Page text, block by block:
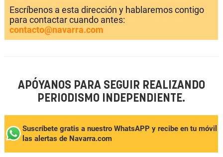
Escríbenos a esta dirección y hablaremos contigo
para contactar cuando antes:
contacto@navarra.com
APÓYANOS PARA SEGUIR REALIZANDO
PERIODISMO INDEPENDIENTE.
Suscríbete gratis a nuestro WhatsAPP y recibe en tu móvil
las alertas de Navarra.com